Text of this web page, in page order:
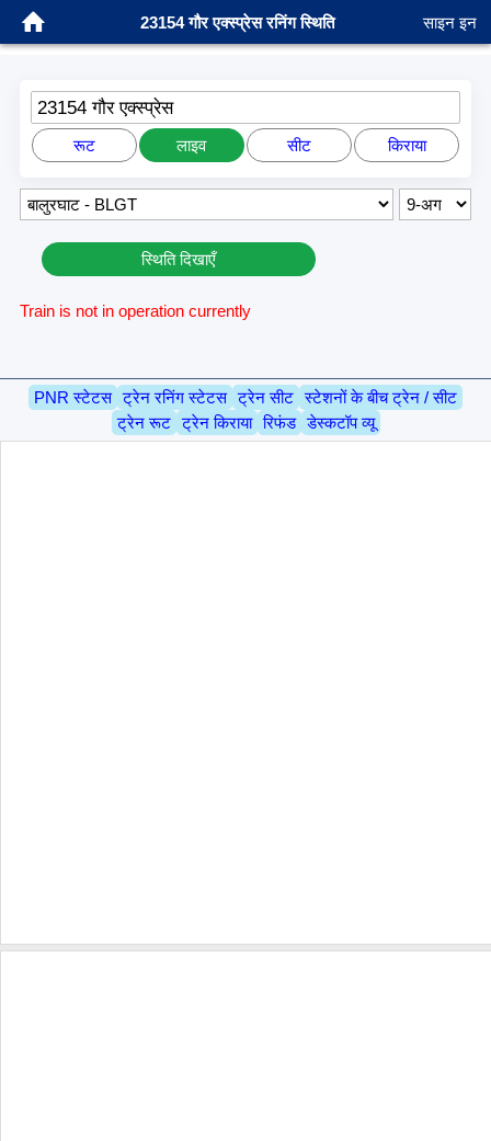
23154 गौर एक्स्प्रेस रनिंग स्थिति साइन इन
23154 गौर एक्स्प्रेस
रूट लाइव सीट किराया
स्थिति दिखाएँ
Train is not in operation currently
PNR स्टेटस ट्रेन रनिंग स्टेटस ट्रेन सीट स्टेशनों के बीच ट्रेन / सीट
ट्रेन रूट ट्रेन किराया रिफंड डेस्कटॉप व्यू